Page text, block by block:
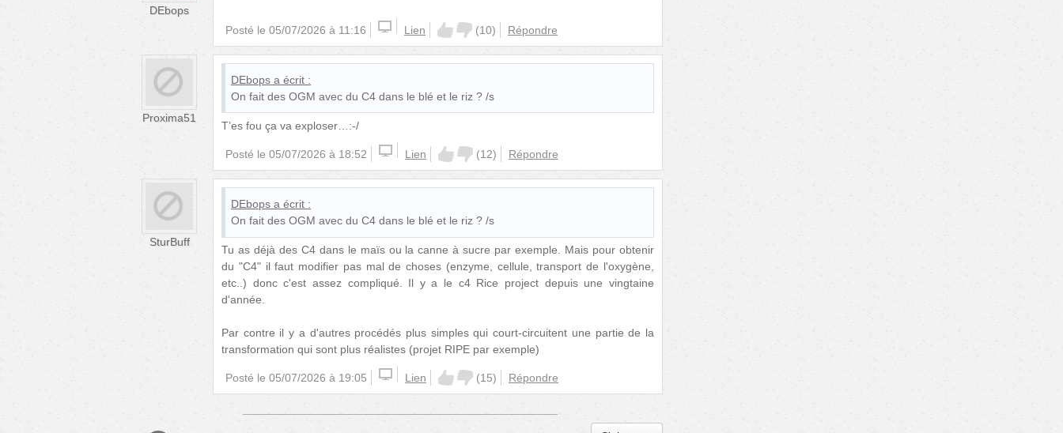
DEbops
Posté le 05/07/2026 à 11:16 Lien (10) Répondre
Proxima51
DEbops a écrit :
On fait des OGM avec du C4 dans le blé et le riz ? /s
T’es fou ça va exploser…:-/
Posté le 05/07/2026 à 18:52 Lien (12) Répondre
SturBuff
DEbops a écrit :
On fait des OGM avec du C4 dans le blé et le riz ? /s
Tu as déjà des C4 dans le maïs ou la canne à sucre par exemple. Mais pour obtenir
du "C4" il faut modifier pas mal de choses (enzyme, cellule, transport de l'oxygène,
etc..) donc c'est assez compliqué. Il y a le c4 Rice project depuis une vingtaine
d'année.
Par contre il y a d'autres procédés plus simples qui court-circuitent une partie de la
transformation qui sont plus réalistes (projet RIPE par exemple)
Posté le 05/07/2026 à 19:05 Lien (15) Répondre